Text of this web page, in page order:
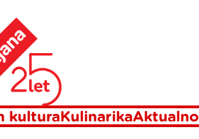
kulturaKulinarikaAktualno